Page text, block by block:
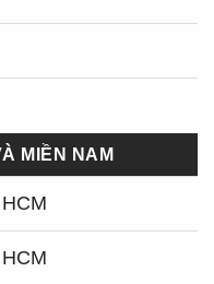
MIỀN NAM